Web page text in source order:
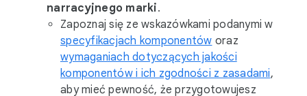
narracyjnego marki.
Zapoznaj się ze wskazówkami podanymi w
specyfikacjach komponentów oraz
wymaganiach dotyczących jakości
komponentów i ich zgodności z zasadami,
aby mieć pewność, że przygotowujesz